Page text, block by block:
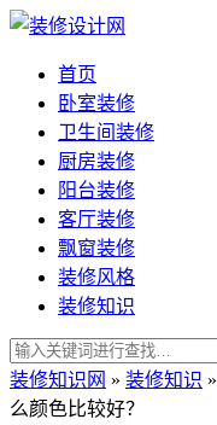
首页
卧室装修
卫生间装修
厨房装修
阳台装修
客厅装修
飘窗装修
装修风格
装修知识
装修知识网 » 装修知识 »
么颜色比较好？